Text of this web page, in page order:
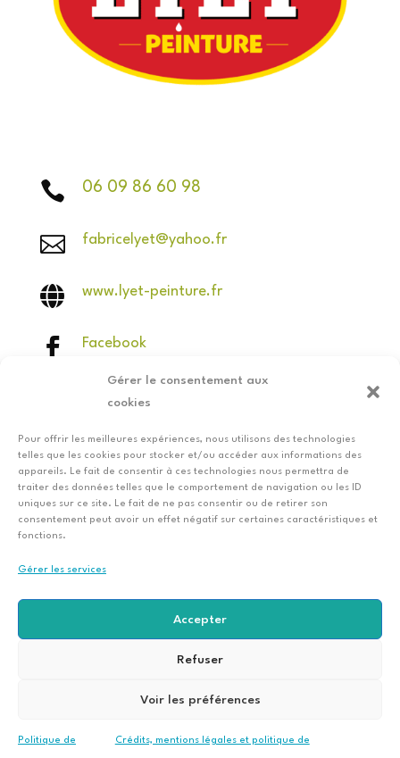
Gérer le consentement aux
cookies
Pour offrir les meilleures expériences, nous utilisons des technologies
telles que les cookies pour stocker et/ou accéder aux informations des
appareils. Le fait de consentir à ces technologies nous permettra de
traiter des données telles que le comportement de navigation ou les ID
uniques sur ce site. Le fait de ne pas consentir ou de retirer son
consentement peut avoir un effet négatif sur certaines caractéristiques et
fonctions.
Gérer les services
Accepter
Refuser
Voir les préférences
Politique de Crédits, mentions légales et politique de
 06 09 86 60 98
 fabricelyet@yahoo.fr
 www.lyet-peinture.fr
 Facebook
← Nathalie Guelton,
graphiste free-lance
Nadine
Thibault
→
© Club CERE 2022.
communicants,
créatrice de sites
confidentialité